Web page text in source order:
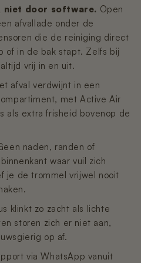
niet door software. Open
afvallade onder de
die de reiniging direct
of in de bak stapt. Zelfs bij
vrij in en uit.
afval verdwijnt in een
met Active Air
als extra frisheid bovenop de
naden, randen of
waar vuil zich
je de trommel vrijwel nooit
klinkt zo zacht als lichte
storen zich er niet aan,
op af.
via WhatsApp vanuit